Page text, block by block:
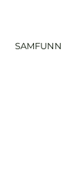
SAMFUNN